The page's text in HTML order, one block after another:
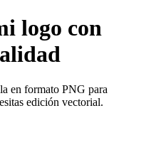
logo con
en formato PNG para
edición vectorial.